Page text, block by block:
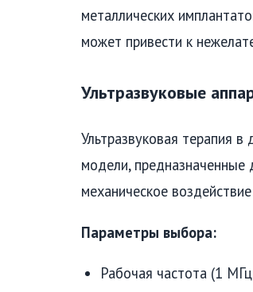
металлических
может привести к
Ультразвуковые
Ультразвуковая терапия
модели, предназначенные
механическое
Параметры выбора:
Рабочая частота (1